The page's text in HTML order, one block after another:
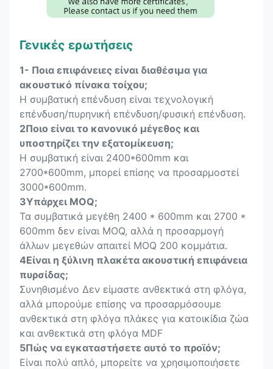
Γενικές ερωτήσεις
1- Ποια επιφάνειες είναι διαθέσιμα για
ακουστικό πίνακα τοίχου;
Η συμβατική επένδυση είναι τεχνολογική
επένδυση/πυρηνική επένδυση/φυσική επένδυση.
2Ποιο είναι το κανονικό μέγεθος και
υποστηρίζει την εξατομίκευση;
Η συμβατική είναι 2400*600mm και
2700*600mm, μπορεί επίσης να προσαρμοστεί
3000*600mm.
3Υπάρχει MOQ;
Τα συμβατικά μεγέθη 2400 * 600mm και 2700 *
600mm δεν είναι MOQ, αλλά η προσαρμογή
άλλων μεγεθών απαιτεί MOQ 200 κομμάτια.
4Είναι η ξύλινη πλακέτα ακουστική επιφάνεια
πυρσίδας;
Συνηθισμένο Δεν είμαστε ανθεκτικά στη φλόγα,
αλλά μπορούμε επίσης να προσαρμόσουμε
ανθεκτικά στη φλόγα πλάκες για κατοικίδια ζώα
και ανθεκτικά στη φλόγα MDF
5Πώς να εγκαταστήσετε αυτό το προϊόν;
Είναι πολύ απλό, μπορείτε να χρησιμοποιήσετε